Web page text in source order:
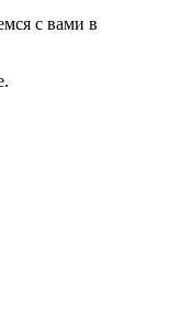
с вами в